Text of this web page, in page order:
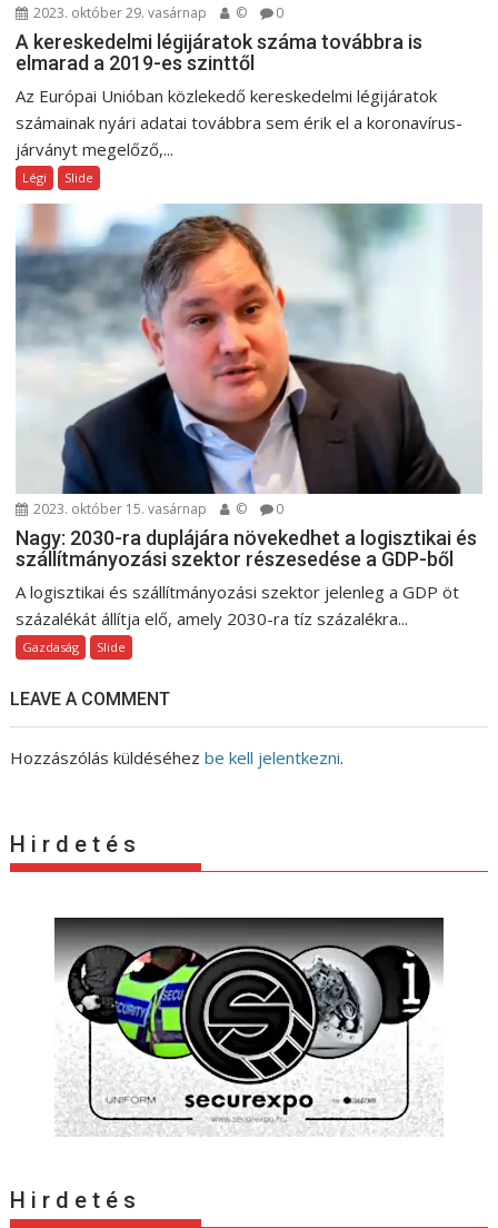
2023. október 29. vasárnap © 0
A kereskedelmi légijáratok száma továbbra is
elmarad a 2019-es szinttől
Az Európai Unióban közlekedő kereskedelmi légijáratok
számainak nyári adatai továbbra sem érik el a koronavírus-
járványt megelőző,...
Légi Slide
2023. október 15. vasárnap © 0
Nagy: 2030-ra duplájára növekedhet a logisztikai és
szállítmányozási szektor részesedése a GDP-ből
A logisztikai és szállítmányozási szektor jelenleg a GDP öt
százalékát állítja elő, amely 2030-ra tíz százalékra...
Gazdaság Slide
LEAVE A COMMENT
Hozzászólás küldéséhezbe kell jelentkezni.
H i r d e t é s
H i r d e t é s